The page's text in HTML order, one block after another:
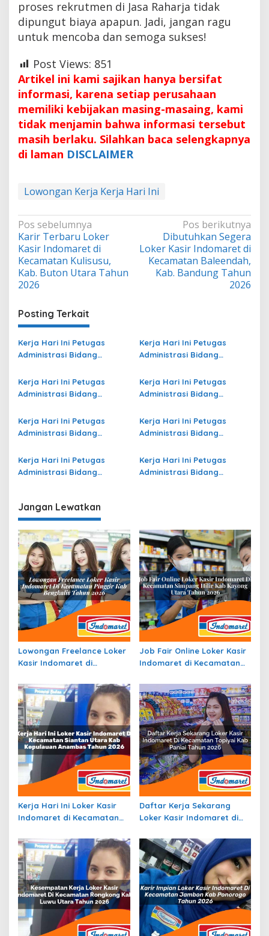
proses rekrutmen di Jasa Raharja tidak
dipungut biaya apapun. Jadi, jangan ragu
untuk mencoba dan semoga sukses!
Post Views: 851
Artikel ini kami sajikan hanya bersifat
informasi, karena setiap perusahaan
memiliki kebijakan masing-masaing, kami
tidak menjamin bahwa informasi tersebut
masih berlaku. Silahkan baca selengkapnya
di laman DISCLAIMER
Lowongan Kerja Kerja Hari Ini
Navigasi
pos
Pos sebelumnya
Karir Terbaru Loker
Kasir Indomaret di
Kecamatan Kulisusu,
Kab. Buton Utara Tahun
2026
Pos berikutnya
Dibutuhkan Segera
Loker Kasir Indomaret di
Kecamatan Baleendah,
Kab. Bandung Tahun
2026
Posting Terkait
Kerja Hari Ini Petugas
Administrasi Bidang
di Tulungagung Terbaru
Kerja Hari Ini Petugas
Administrasi Bidang
di Kota Palu Terbaru
Kerja Hari Ini Petugas
Administrasi Bidang
Terbaru
Kerja Hari Ini Petugas
Administrasi Bidang
di Sabu Raijua Terbaru
Kerja Hari Ini Petugas
Administrasi Bidang
Terbaru
Kerja Hari Ini Petugas
Administrasi Bidang
di Kota Bontang Terbaru
Kerja Hari Ini Petugas
Administrasi Bidang
Kerja Hari Ini Petugas
Administrasi Bidang
Jangan Lewatkan
Lowongan Freelance Loker
Kasir Indomaret di
Bengkalis Tahun 2026
Job Fair Online Loker Kasir
Indomaret di Kecamatan
Utara Tahun 2026
Kerja Hari Ini Loker Kasir
Indomaret di Kecamatan
Kepulauan Anambas Tahun
2026
Daftar Kerja Sekarang
Loker Kasir Indomaret di
Paniai Tahun 2026